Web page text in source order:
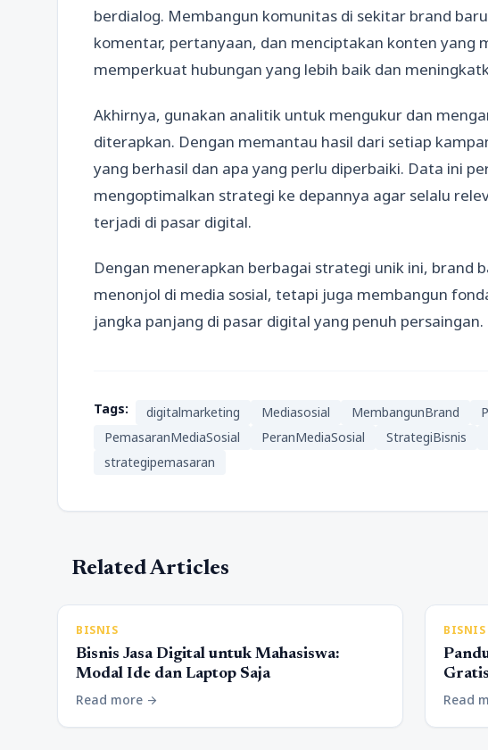
berdialog. Membangun komunitas di sekitar brand
komentar, pertanyaan, dan menciptakan konten yang
memperkuat hubungan yang lebih baik dan
Akhirnya, gunakan analitik untuk mengukur dan
diterapkan. Dengan memantau hasil dari setiap
yang berhasil dan apa yang perlu diperbaiki. Data ini
mengoptimalkan strategi ke depannya agar selalu
terjadi di pasar digital.
Dengan menerapkan berbagai strategi unik ini, brand
menonjol di media sosial, tetapi juga membangun
jangka panjang di pasar digital yang penuh persaingan.
Tags: digitalmarketing Mediasosial MembangunBrand
PemasaranMediaSosial
PeranMediaSosial StrategiBisnis
strategipemasaran
Related Articles
BISNIS
Bisnis Jasa Digital untuk Mahasiswa:
Modal Ide dan Laptop Saja
Read more arrow_forward
BISNIS
Read